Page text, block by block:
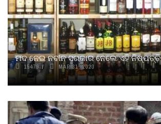
ମଦ ନେଇ ନବୀନ ସରକାର ନେଲେ ଏହି ନିଷ୍ପତ୍ତି
15479 MAR 31, 2023